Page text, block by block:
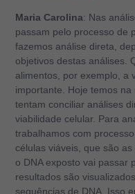
Maria Carolina: Nas
passam pelo processo de
fazemos análise direta,
objetivos destas análises.
alimentos, por exemplo, a
importante. Hoje temos
tentam conciliar análises
viabilidade celular. Para
trabalhamos com
células viáveis, que são
o DNA exposto vai passar
resultados são
sequências de DNA. Isso